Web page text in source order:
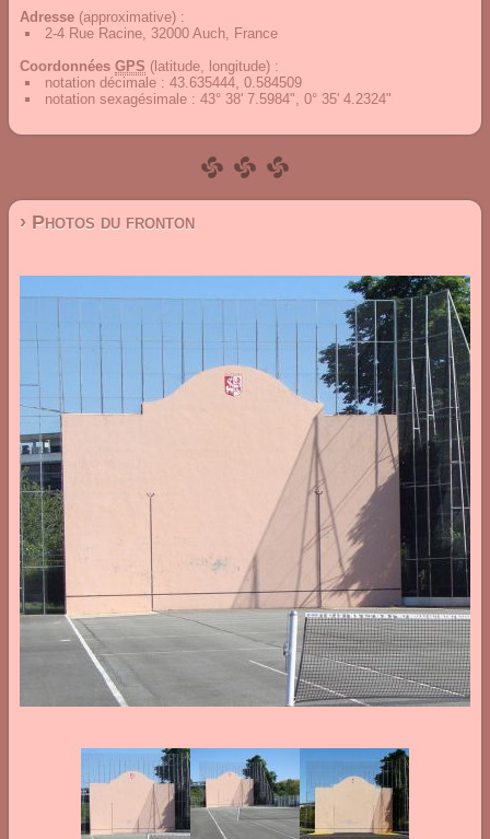
Adresse (approximative) :
2-4 Rue Racine, 32000 Auch, France
Coordonnées GPS (latitude, longitude) :
notation décimale : 43.635444, 0.584509
notation sexagésimale : 43° 38' 7.5984", 0° 35' 4.2324"
› Photos du fronton